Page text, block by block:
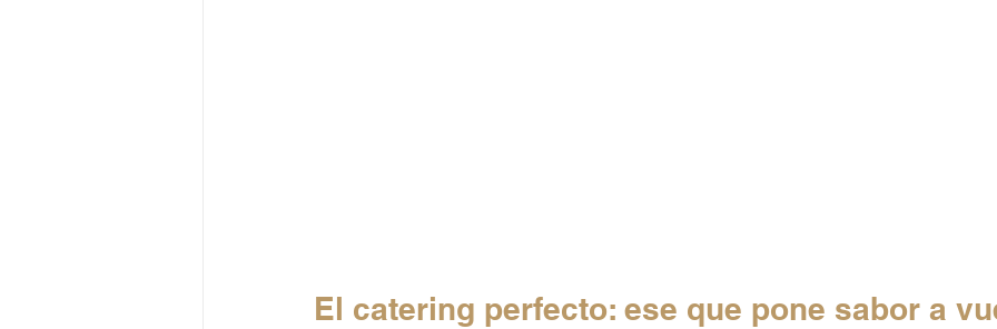
El catering perfecto: ese que pone sabor a